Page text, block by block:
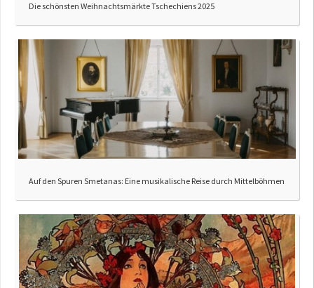
Die schönsten Weihnachtsmärkte Tschechiens 2025
Auf den Spuren Smetanas: Eine musikalische Reise durch Mittelböhmen